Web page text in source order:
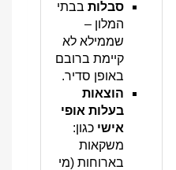
סבלות בבתי
המלון –
שממילא לא
קיימת ברובם
באופן סדיר.
הוצאות
בעלות אופי
אישי כגון:
משקאות
בארוחות (מי